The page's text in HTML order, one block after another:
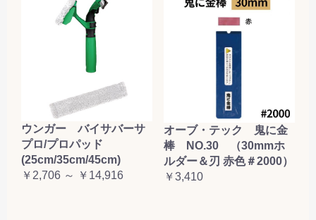
お買い物を続ける カートへ進む
ウンガー バイサバーサ
プロ/プロパッド
(25cm/35cm/45cm)
￥2,706 ～ ￥14,916
オーブ・テック 鬼に金
棒 NO.30 （30mmホ
ルダー＆刃 赤色＃2000）
￥3,410